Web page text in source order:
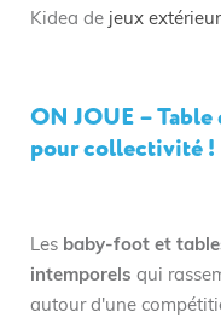
Kidea de jeux
ON JOUE –
pour collectivité !
Les baby-foot et
intemporels qui
autour d'une